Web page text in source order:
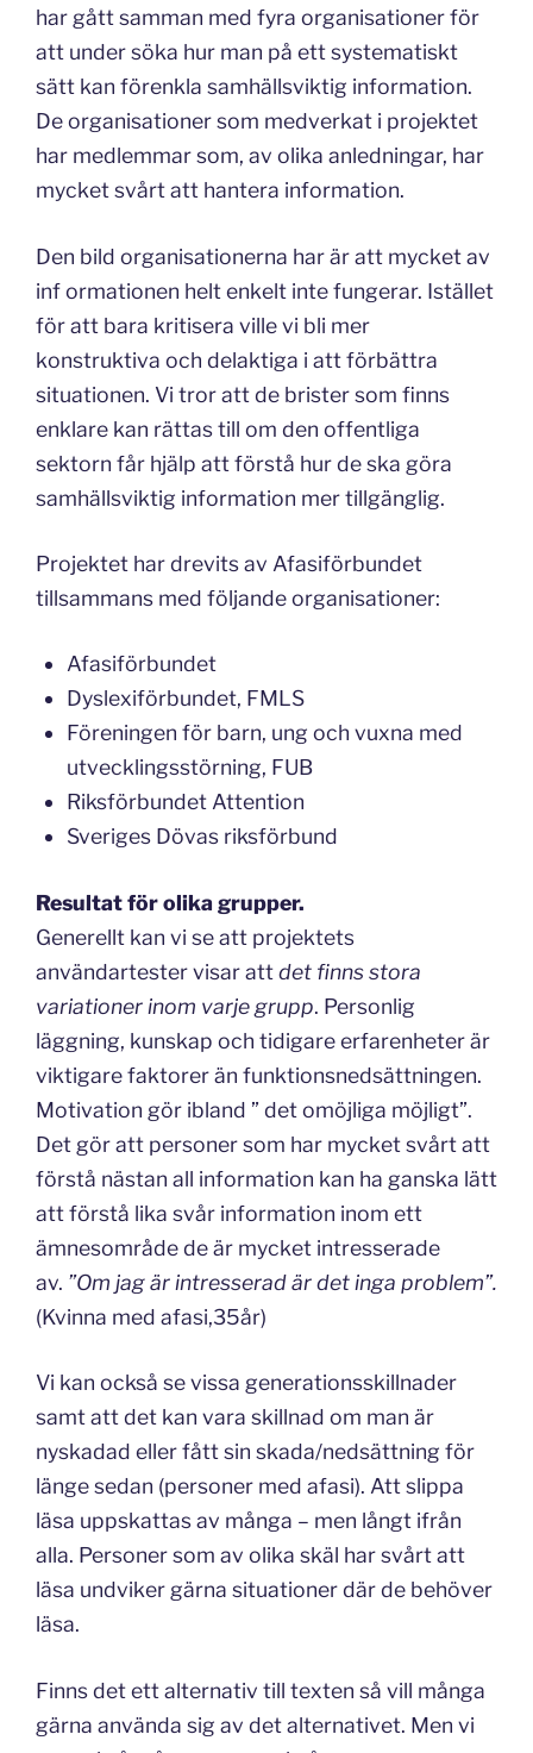
har gått samman med fyra organisationer för
att under söka hur man på ett systematiskt
sätt kan förenkla samhällsviktig information.
De organisationer som medverkat i projektet
har medlemmar som, av olika anledningar, har
mycket svårt att hantera information.
Den bild organisationerna har är att mycket av
inf ormationen helt enkelt inte fungerar. Istället
för att bara kritisera ville vi bli mer
konstruktiva och delaktiga i att förbättra
situationen. Vi tror att de brister som finns
enklare kan rättas till om den offentliga
sektorn får hjälp att förstå hur de ska göra
samhällsviktig information mer tillgänglig.
Projektet har drevits av Afasiförbundet
tillsammans med följande organisationer:
Afasiförbundet
Dyslexiförbundet, FMLS
Föreningen för barn, ung och vuxna med
utvecklingsstörning, FUB
Riksförbundet Attention
Sveriges Dövas riksförbund
Resultat för olika grupper.
Generellt kan vi se att projektets
användartester visar attdet finns stora
variationer inom varje grupp. Personlig
läggning, kunskap och tidigare erfarenheter är
viktigare faktorer än funktionsnedsättningen.
Motivation gör ibland ” det omöjliga möjligt”.
Det gör att personer som har mycket svårt att
förstå nästan all information kan ha ganska lätt
att förstå lika svår information inom ett
ämnesområde de är mycket intresserade
av. ”Om jag är intresserad är det inga problem”.
(Kvinna med afasi,35år)
Vi kan också se vissa generationsskillnader
samt att det kan vara skillnad om man är
nyskadad eller fått sin skada/nedsättning för
länge sedan (personer med afasi). Att slippa
läsa uppskattas av många – men långt ifrån
alla. Personer som av olika skäl har svårt att
läsa undviker gärna situationer där de behöver
läsa.
Finns det ett alternativ till texten så vill många
gärna använda sig av det alternativet. Men vi